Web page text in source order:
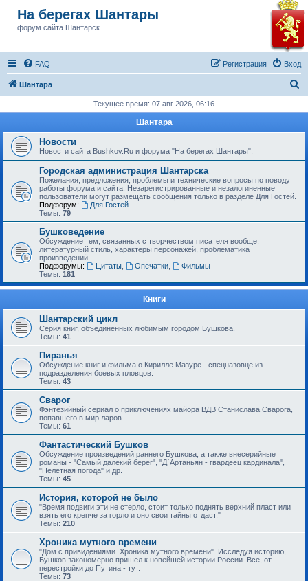
На берегах Шантары
форум сайта Шантарск
FAQ Вход
Регистрация
Шантара
с
Текущее время: 07 авг 2026, 06:16
Шантара
Новости
Новости сайта Bushkov.Ru и форума "На берегах Шантары".
Городская администрация Шантарска
Пожелания, предложения, проблемы и технические вопросы по поводу
работы форума и сайта. Незарегистрированные и незалогиненные
пользователи могут размещать сообщения только в разделе Для Гостей.
Подфорум:
Для Гостей
Темы: 79
Бушковедение
Обсуждение тем, связанных с творчеством писателя вообще:
литературный стиль, характеры персонажей, проблематика
произведений.
Подфорумы:
Цитаты, Опечатки,
Фильмы
Темы: 181
Книги
Шантарский цикл
Серия книг, объединенных любимым городом Бушкова.
Темы: 41
Пиранья
Обсуждение книг и фильма о Кирилле Мазуре - спецназовце из
подразделения боевых пловцов.
Темы: 43
Сварог
Фэнтезийный сериал о приключениях майора ВДВ Станислава Сварога,
попавшего в мир ларов.
Темы: 61
Фантастический Бушков
Обсуждение произведений раннего Бушкова, а также внесерийные
романы - "Самый далекий берег", "Д`Артаньян - гвардеец кардинала",
"Нелетная погода" и др.
Темы: 45
История, которой не было
"Время подвиги эти не стерло, стоит только поднять верхний пласт или
взять его крепче за горло и оно свои тайны отдаст."
Темы: 210
Хроника мутного времени
"Дом с привидениями. Хроника мутного времени". Исследуя историю,
Бушков закономерно пришел к новейшей истории России. Все, от
перестройки до Путина - тут.
Темы: 73